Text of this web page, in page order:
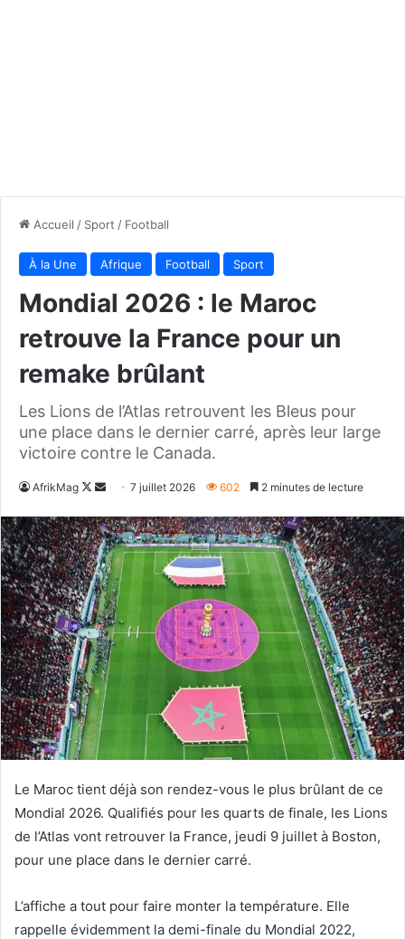
Accueil / Sport / Football
À la Une Afrique Football Sport
Mondial 2026 : le Maroc
retrouve la France pour un
remake brûlant
Les Lions de l’Atlas retrouvent les Bleus pour
une place dans le dernier carré, après leur large
victoire contre le Canada.
AfrikMag
Follow
X
Envoyer
courriel
7 juillet 2026 602 2 minutes de lecture
Le Maroc tient déjà son rendez-vous le plus brûlant de ce
Mondial 2026. Qualifiés pour les quarts de finale, les Lions
de l’Atlas vont retrouver la France, jeudi 9 juillet à Boston,
pour une place dans le dernier carré.
L’affiche a tout pour faire monter la température. Elle
rappelle évidemment la demi-finale du Mondial 2022,